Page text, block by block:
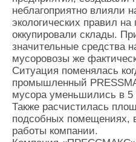
Оставить
неблагоприятно влияли
экологических правил на
оккупировали склады.
значительные средства
мусоровозы же
Ситуация поменялась
промышленный
мусора уменьшились в 5
Также расчистилась
подсобных помещениях,
работы компании.